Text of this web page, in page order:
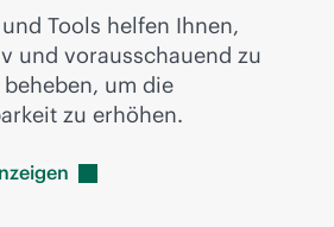
Tools helfen Ihnen,
und vorausschauend zu
um die
zu erhöhen.